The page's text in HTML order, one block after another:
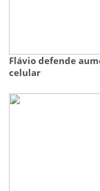
Flávio defende
celular